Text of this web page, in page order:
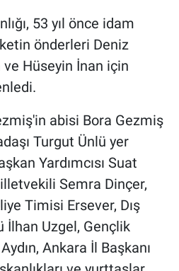
53 yıl önce idam
önderleri Deniz
Hüseyin İnan için
abisi Bora Gezmiş
Turgut Ünlü yer
Yardımcısı Suat
Semra Dinçer,
Timisi Ersever, Dış
Uzgel, Gençlik
Ankara İl Başkanı